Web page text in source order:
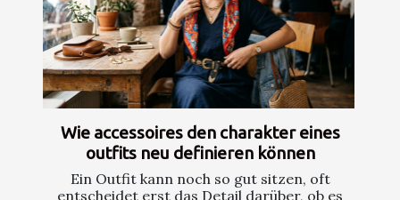
Wie accessoires den charakter eines
outfits neu definieren können
Ein Outfit kann noch so gut sitzen, oft
entscheidet erst das Detail darüber, ob es